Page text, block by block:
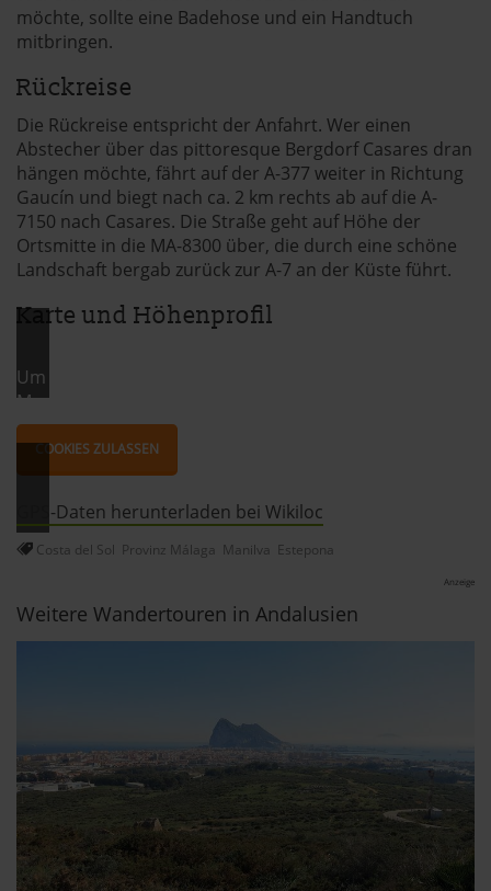
per Klick auf »Anpassen« anders entscheiden. Die
Einwilligung umfasst alle vorausgewählten, bzw. von dir
ausgewählten Cookies. Du kannst diese Einstellungen
jederzeit aufrufen und Cookies auch nachträglich
jederzeit abwählen. Weitere Hinweise zu den
verwendeten Verfahren und Begrifflichkeiten (z.B.
»Cookies«, »Marketing« und »Statistik«) erhältst du in
der Datenschutzerklärung.
Datenschutzerklärung| Impressum
möchte, sollte eine Badehose und ein Handtuch
mitbringen.
Rückreise
Die Rückreise entspricht der Anfahrt. Wer einen
Abstecher über das pittoresque Bergdorf Casares dran
hängen möchte, fährt auf der A-377 weiter in Richtung
Gaucín und biegt nach ca. 2 km rechts ab auf die A-
7150 nach Casares. Die Straße geht auf Höhe der
Ortsmitte in die MA-8300 über, die durch eine schöne
Landschaft bergab zurück zur A-7 an der Küste führt.
Karte und Höhenprofil
Um dir die Karte anschauen zu können, musst du die
Marketing Cookies akzeptieren.
COOKIES ZULASSEN
GPS-Daten herunterladen bei Wikiloc
Costa del Sol Provinz Málaga Manilva Estepona
Anzeige
Weitere Wandertouren in Andalusien